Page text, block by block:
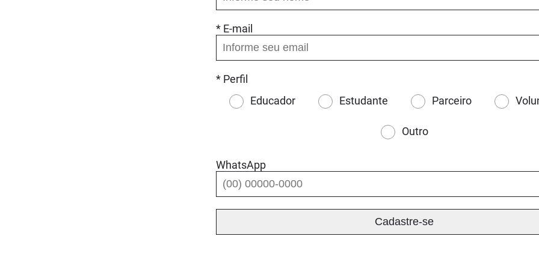
* E-mail
* Perfil
Educador
Estudante Parceiro
Outro
WhatsApp